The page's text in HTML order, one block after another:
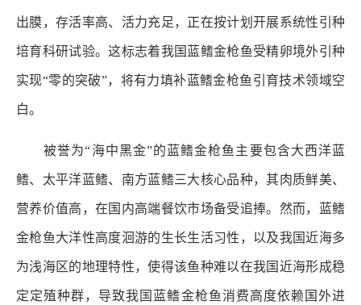
出膜，存活率高、活力充足，正在按计划开展系统性引种
培育科研试验。这标志着我国蓝鳍金枪鱼受精卵境外引种
实现“零的突破”，将有力填补蓝鳍金枪鱼引育技术领域空
白。
被誉为“海中黑金”的蓝鳍金枪鱼主要包含大西洋蓝
鳍、太平洋蓝鳍、南方蓝鳍三大核心品种，其肉质鲜美、
营养价值高，在国内高端餐饮市场备受追捧。然而，蓝鳍
金枪鱼大洋性高度洄游的生长生活习性，以及我国近海多
为浅海区的地理特性，使得该鱼种难以在我国近海形成稳
定定殖种群，导致我国蓝鳍金枪鱼消费高度依赖国外进